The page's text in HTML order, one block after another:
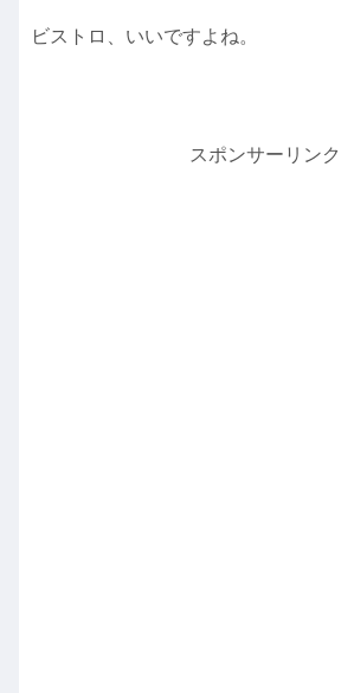
ビストロ、いいですよね。
スポンサーリンク